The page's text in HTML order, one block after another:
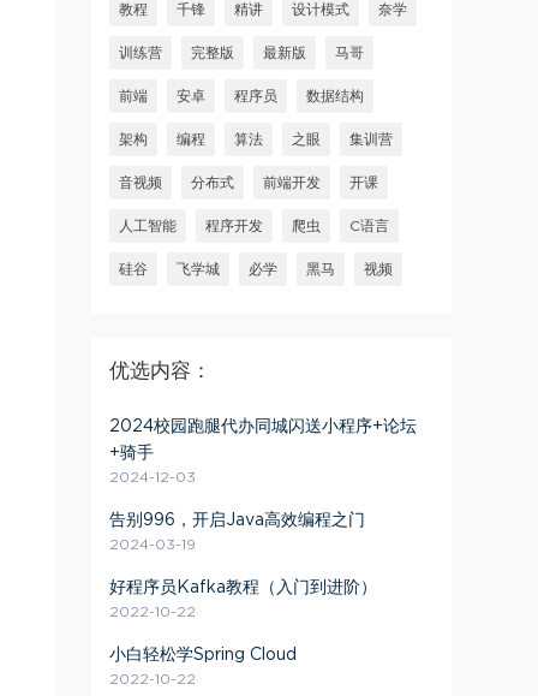
教程 千锋 精讲 设计模式 奈学
训练营 完整版 最新版 马哥
前端 安卓 程序员 数据结构
架构 编程 算法 之眼 集训营
音视频 分布式 前端开发 开课
人工智能 程序开发 爬虫 C语言
硅谷 飞学城 必学 黑马 视频
优选内容：
2024校园跑腿代办同城闪送小程序+论坛
+骑手
2024-12-03
告别996，开启Java高效编程之门
2024-03-19
好程序员Kafka教程（入门到进阶）
2022-10-22
小白轻松学Spring Cloud
2022-10-22